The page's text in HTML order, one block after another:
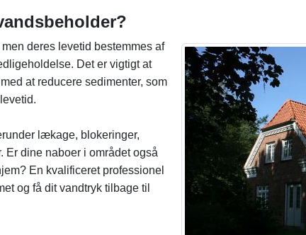
deres levetid bestemmes af
Det er vigtigt at
at reducere sedimenter, som
lækage, blokeringer,
dine naboer i området også
En kvalificeret professionel
og få dit vandtryk tilbage til